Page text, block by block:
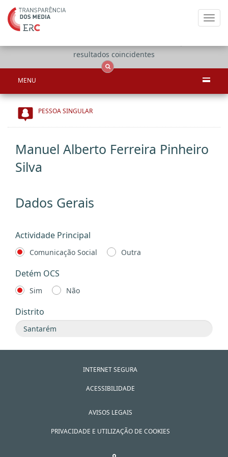
resultados coincidentes
MENU
PESSOA SINGULAR
Manuel Alberto Ferreira Pinheiro
Silva
Dados Gerais
Actividade Principal
Comunicação Social Outra
Detém OCS
Sim Não
Distrito
INTERNET SEGURA
ACESSIBILIDADE
AVISOS LEGAIS
PRIVACIDADE E UTILIZAÇÃO DE COOKIES